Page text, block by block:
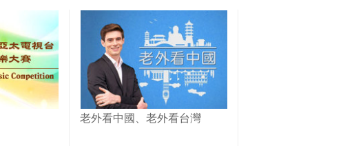
老外看中國、老外看台灣